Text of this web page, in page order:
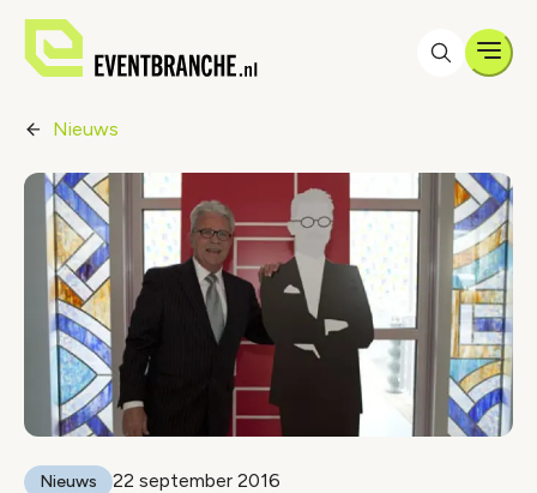
Nieuws
Nieuws 22 september 2016